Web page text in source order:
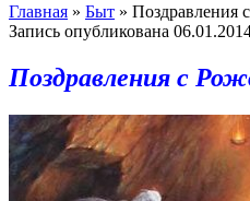
Главная » Быт » Поздравления
Запись опубликована
Поздравления с